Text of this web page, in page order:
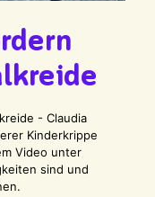
- Claudia
Kinderkrippe
Video unter
sind und